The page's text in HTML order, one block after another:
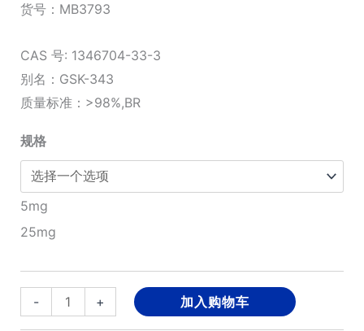
¥1,700.00
货号： MB3793
CAS 号: 1346704-33-3
别名：GSK-343
质量标准：>98%,BR
规格
5mg
25mg
-
GSK343
数
+ 加入购物车